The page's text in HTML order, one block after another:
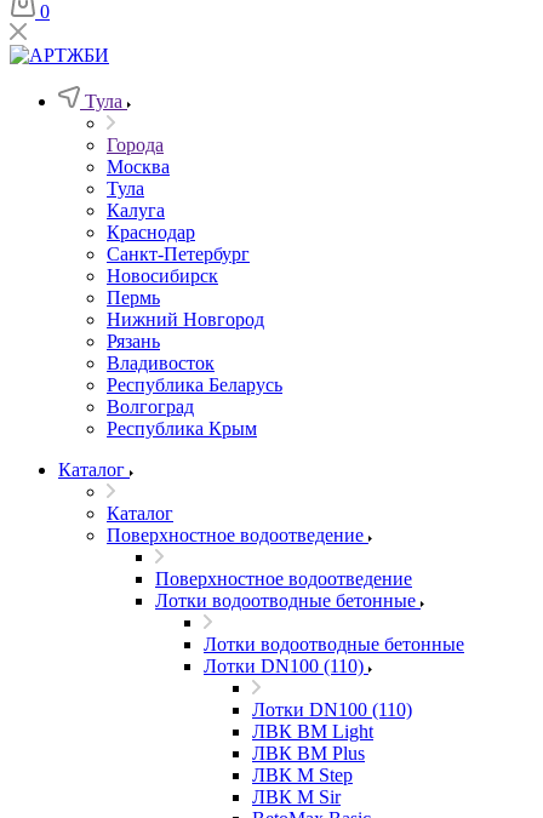
0
Тула
Города
Москва
Тула
Калуга
Краснодар
Санкт-Петербург
Новосибирск
Пермь
Нижний Новгород
Рязань
Владивосток
Республика Беларусь
Волгоград
Республика Крым
Каталог
Каталог
Поверхностное водоотведение
Поверхностное водоотведение
Лотки водоотводные бетонные
Лотки водоотводные бетонные
Лотки DN100 (110)
Лотки DN100 (110)
ЛВК ВМ Light
ЛВК ВМ Plus
ЛВК М Step
ЛВК М Sir